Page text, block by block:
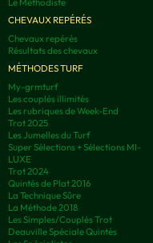
CHEVAUX REPÉRÉS
Chevaux repérés
Résultats des chevaux
MÉTHODES TURF
My-grmturf
Les couplés illimités
Les rubriques de Week-End
Trot 2025
Les Jumelles du Turf
Super Sélections + Sélections MI-
LUXE
Trot 2024
Quintés de Plat 2016
La Technique Sûre
La Méthode 2018
Les Simples/Couplés Trot
Deauville Spéciale Quintés